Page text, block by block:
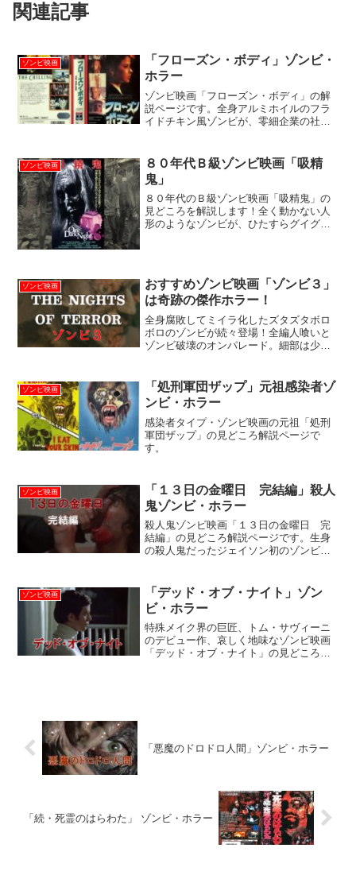
関連記事
ゾンビ映画
「フローズン・ボディ」ゾンビ・
ホラー
ゾンビ映画「フローズン・ボディ」の解
説ページです。全身アルミホイルのフラ
イドチキン風ゾンビが、零細企業の社屋
ゾンビ映画
８０年代Ｂ級ゾンビ映画「吸精
鬼」
８０年代のＢ級ゾンビ映画「吸精鬼」の
見どころを解説します！全く動かない人
形のようなゾンビが、ひたすらグイグイ
くり解説「吸精鬼」はこん...
ゾンビ映画
おすすめゾンビ映画「ゾンビ３」
は奇跡の傑作ホラー！
全身腐敗してミイラ化したズタズタボロ
ボロのゾンビが続々登場！全編人喰いと
ゾンビ破壊のオンパレード。細部は少々
作。ざっくり解説「ゾンビ３」はこんな
映画！「ゾンビ３」（THE ...
ゾンビ映画
「処刑軍団ザップ」元祖感染者ゾ
ンビ・ホラー
感染者タイプ・ゾンビ映画の元祖「処刑
軍団ザップ」の見どころ解説ページで
す。
ゾンビ映画
「１３日の金曜日 完結編」殺人
鬼ゾンビ・ホラー
殺人鬼ゾンビ映画「１３日の金曜日 完
結編」の見どころ解説ページです。生身
の殺人鬼だったジェイソン初のゾンビ化
ゾンビ映画
「デッド・オブ・ナイト」ゾン
ビ・ホラー
特殊メイク界の巨匠、トム・サヴィーニ
のデビュー作、哀しく地味なゾンビ映画
「デッド・オブ・ナイト」の見どころ解
「悪魔のドロドロ人間」ゾンビ・ホラー
「続・死霊のはらわた」 ゾンビ・ホラー